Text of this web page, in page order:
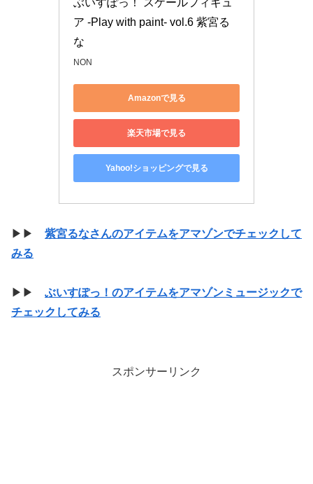
ぶいすぽっ！ スケールフィギュ
ア -Play with paint- vol.6 紫宮る
な
NON
Amazonで見る
楽天市場で見る
Yahoo!ショッピングで見る
▶▶ 紫宮るなさんのアイテムをアマゾンでチェックして
みる
▶▶ ぶいすぽっ！のアイテムをアマゾンミュージックで
チェックしてみる
スポンサーリンク